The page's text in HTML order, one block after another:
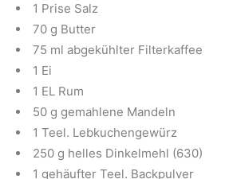
1 Prise Salz
70 g Butter
75 ml abgekühlter Filterkaffee
1 Ei
1 EL Rum
50 g gemahlene Mandeln
1 Teel. Lebkuchengewürz
250 g helles Dinkelmehl (630)
1 gehäufter Teel. Backpulver